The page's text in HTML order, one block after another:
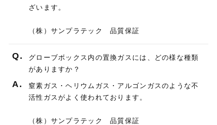
ざいます。
（株）サンプラテック 品質保証
Q.
グローブボックス内の置換ガスには、どの様な種類
がありますか？
A.
窒素ガス・ヘリウムガス・アルゴンガスのような不
活性ガスがよく使われております。
（株）サンプラテック 品質保証